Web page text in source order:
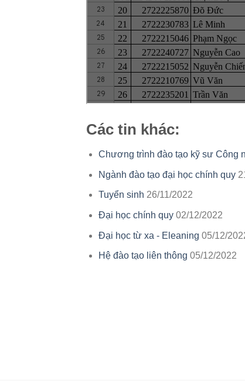
Các tin khác:
Chương trình đào tạo kỹ sư Công
Ngành đào tạo đại học chính quy
Tuyển sinh 26/11/2022
Đại học chính quy02/12/2022
Đại học từ xa - Eleaning 05/12/
Hệ đào tạo liên thông 05/12/2022